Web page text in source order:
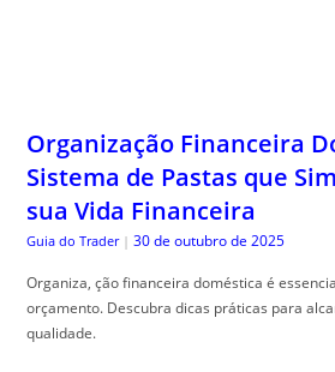
Organização Financeira
Sistema de Pastas que
sua Vida Financeira
Guia do Trader | 30 de outubro de 2025
Organiza, ção financeira doméstica é
orçamento. Descubra dicas práticas para
qualidade.